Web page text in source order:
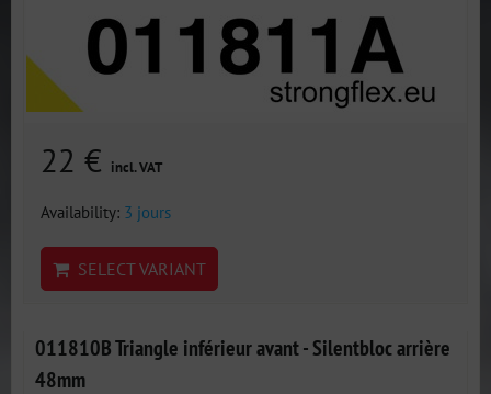
22 € incl. VAT
Availability: 3 jours
SELECT VARIANT
011810B Triangle inférieur avant - Silentbloc arrière
48mm